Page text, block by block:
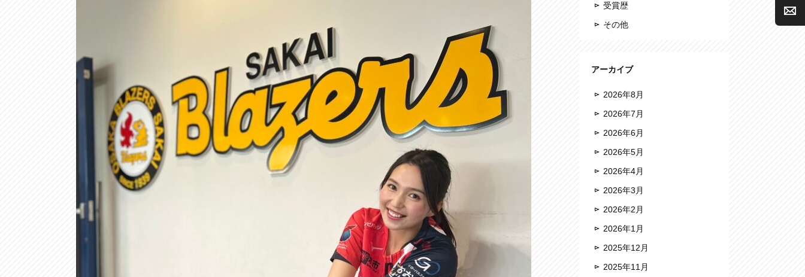
受賞歴
その他
アーカイブ
2026年8月
2026年7月
2026年6月
2026年5月
2026年4月
2026年3月
2026年2月
2026年1月
2025年12月
2025年11月